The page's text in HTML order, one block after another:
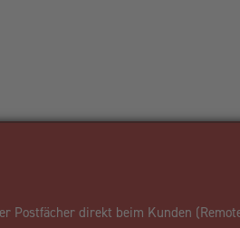
direkt beim Kunden